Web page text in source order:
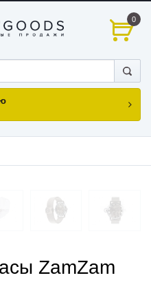
0
ZamZam